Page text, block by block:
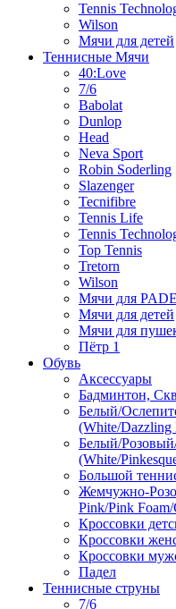
Tennis
Wilson
Мячи для детей
Теннисные Мячи
40:Love
7/6
Babolat
Dunlop
Head
Neva Sport
Robin Soderling
Slazenger
Tecnifibre
Tennis Life
Tennis
Top Tennis
Tretorn
Wilson
Мячи для
Мячи для детей
Мячи для
Пётр 1
Обувь
Аксессуары
Бадминтон,
Белый/
(White/
Белый/
(White/
Большой
Жемчужно-
Pink/Pink
Кроссовки
Кроссовки
Кроссовки
Падел
Теннисные струны
7/6